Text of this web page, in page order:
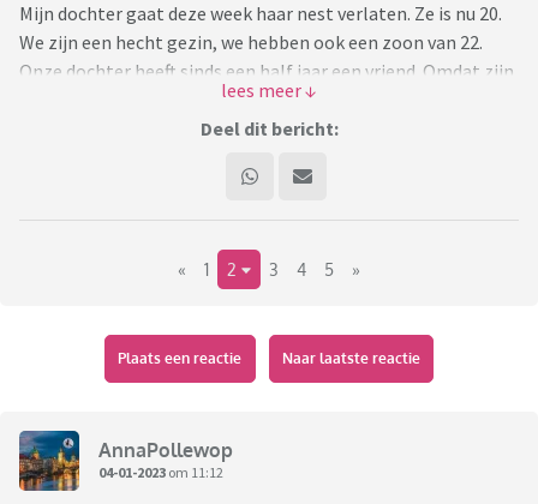
Mijn dochter gaat deze week haar nest verlaten. Ze is nu 20.
We zijn een hecht gezin, we hebben ook een zoon van 22.
Onze dochter heeft sinds een half jaar een vriend. Omdat zijn
ouders hun huis hebben verkocht moest er een plek voor
hem komen. Zoals het er nu na uitziet gaan die mms na het
als hij een eigen stekje krijgt. Dit speelde al toen ze twee
maanden met elkaar liepen. Ondertussen hebben ze een
chalet gevonden hier 2 km vandaan. Ze hebben veel op mp
gevonden voor de inrichting van ons een mooi bed. En van
paradijsje is het geworden. Wij zijn trots en gunnen het haar.
Ze moet nog wel een jaar na school. Hij heeft werk. Allemaal
prachtig en goed. Het hoort zo. We deden veel samen en zijn
voorbereid en heb er dus al maanden last van. Viel me zo
minder belangrijk. Heb verdriet erom. Kan er moeilijk mee
Deel dit bericht:
« 1 2 3 4 5 »
Plaats een reactie Naar laatste reactie
AnnaPollewop
04-01-2023 om 11:12